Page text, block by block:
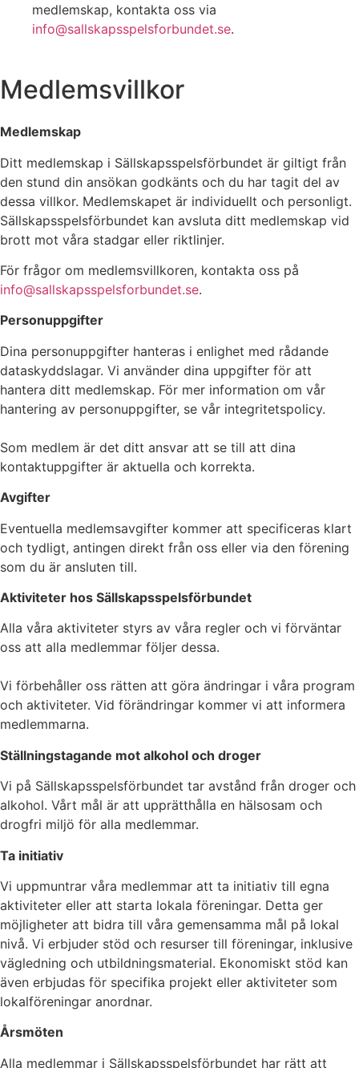
medlemskap, kontakta oss via
info@sallskapsspelsforbundet.se.
Medlemsvillkor
Medlemskap
Ditt medlemskap i Sällskapsspelsförbundet är giltigt från
den stund din ansökan godkänts och du har tagit del av
dessa villkor. Medlemskapet är individuellt och personligt.
Sällskapsspelsförbundet kan avsluta ditt medlemskap vid
brott mot våra stadgar eller riktlinjer.
För frågor om medlemsvillkoren, kontakta oss på
info@sallskapsspelsforbundet.se.
Personuppgifter
Dina personuppgifter hanteras i enlighet med rådande
dataskyddslagar. Vi använder dina uppgifter för att
hantera ditt medlemskap. För mer information om vår
hantering av personuppgifter, se vår integritetspolicy.
Som medlem är det ditt ansvar att se till att dina
kontaktuppgifter är aktuella och korrekta.
Avgifter
Eventuella medlemsavgifter kommer att specificeras klart
och tydligt, antingen direkt från oss eller via den förening
som du är ansluten till.
Aktiviteter hos Sällskapsspelsförbundet
Alla våra aktiviteter styrs av våra regler och vi förväntar
oss att alla medlemmar följer dessa.
Vi förbehåller oss rätten att göra ändringar i våra program
och aktiviteter. Vid förändringar kommer vi att informera
medlemmarna.
Ställningstagande mot alkohol och droger
Vi på Sällskapsspelsförbundet tar avstånd från droger och
alkohol. Vårt mål är att upprätthålla en hälsosam och
drogfri miljö för alla medlemmar.
Ta initiativ
Vi uppmuntrar våra medlemmar att ta initiativ till egna
aktiviteter eller att starta lokala föreningar. Detta ger
möjligheter att bidra till våra gemensamma mål på lokal
nivå. Vi erbjuder stöd och resurser till föreningar, inklusive
vägledning och utbildningsmaterial. Ekonomiskt stöd kan
även erbjudas för specifika projekt eller aktiviteter som
lokalföreningar anordnar.
Årsmöten
Alla medlemmar i Sällskapsspelsförbundet har rätt att